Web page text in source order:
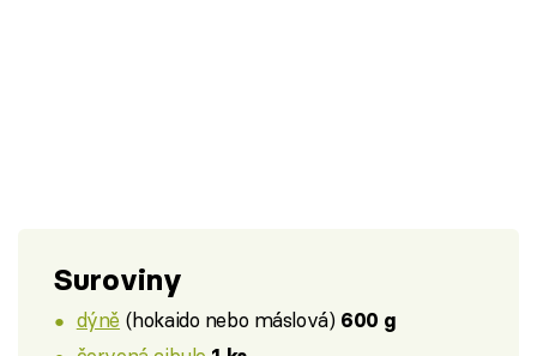
Suroviny
dýně (hokaido nebo máslová) 600 g